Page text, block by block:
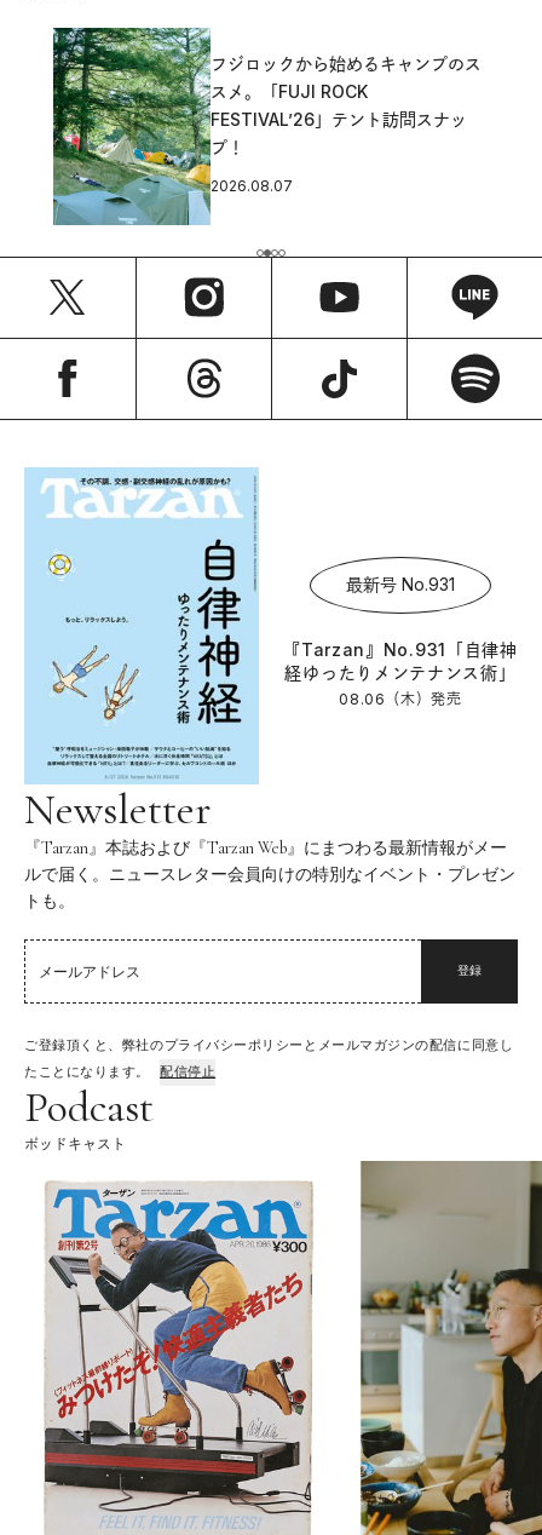
フジロックから始めるキャンプのス
スメ。「FUJI ROCK
FESTIVAL’26」テント訪問スナッ
プ！
2026.08.07
最新号 No.931
『Tarzan』No.931「自律神
経ゆったりメンテナンス術」
08.06（木）発売
Newsletter
『Tarzan』本誌および『Tarzan Web』にまつわる最新情報がメー
ルで届く。ニュースレター会員向けの特別なイベント・プレゼン
トも。
登録
ご登録頂くと、弊社のプライバシーポリシーとメールマガジンの配信に同意し
たことになります。
配信停止
Podcast
ポッドキャスト